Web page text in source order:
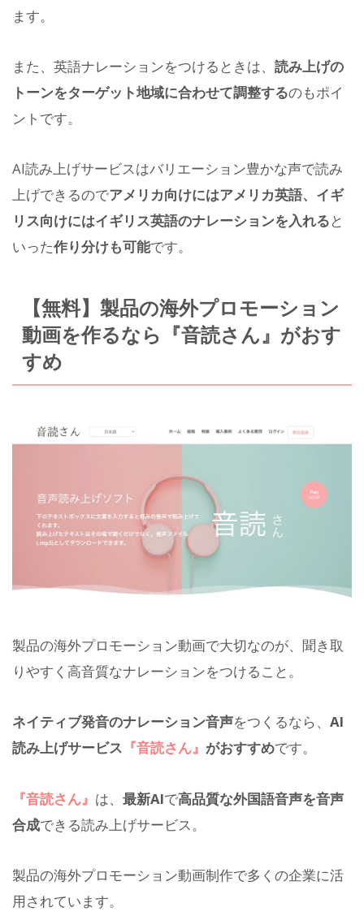
ます。
また、英語ナレーションをつけるときは、 読み上げの
トーンをターゲット地域に合わせて調整するのもポイ
ントです。
AI読み上げサービスはバリエーション豊かな声で読み
上げできるのでアメリカ向けにはアメリカ英語、イギ
リス向けにはイギリス英語のナレーションを入れると
いった作り分けも可能です。
【無料】製品の海外プロモーション
動画を作るなら『音読さん』がおす
すめ
製品の海外プロモーション動画で大切なのが、聞き取
りやすく高音質なナレーションをつけること。
ネイティブ発音のナレーション音声をつくるなら、 AI
読み上げサービス 『音読さん』 がおすすめです。
『音読さん』 は、 最新AIで高品質な外国語音声を音声
合成できる読み上げサービス。
製品の海外プロモーション動画制作で多くの企業に活
用されています。